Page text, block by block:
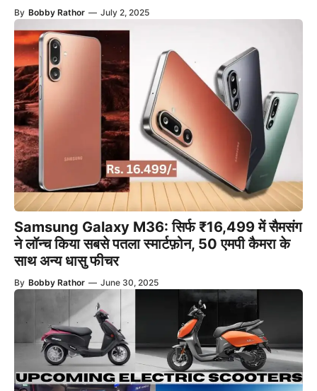
By Bobby Rathor — July 2, 2025
Samsung Galaxy M36: सिर्फ ₹16,499 में सैमसंग
ने लॉन्च किया सबसे पतला स्मार्टफ़ोन, 50 एमपी कैमरा के
साथ अन्य धासु फीचर
By Bobby Rathor — June 30, 2025